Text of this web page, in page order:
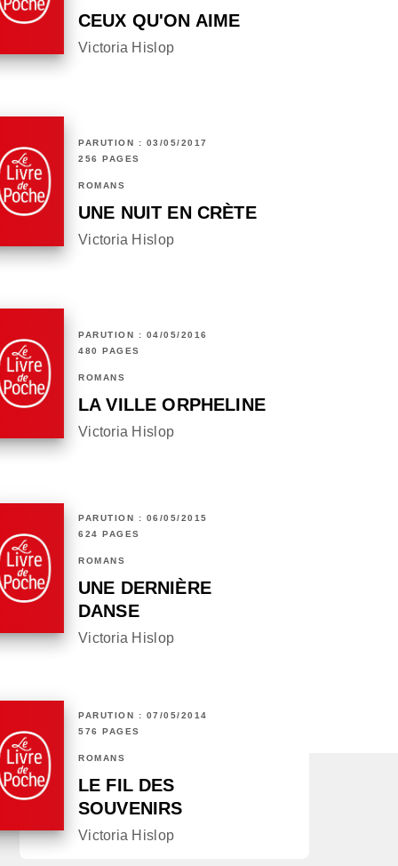
CEUX QU'ON AIME
Victoria Hislop
PARUTION : 03/05/2017
256 PAGES
ROMANS
UNE NUIT EN CRÈTE
Victoria Hislop
PARUTION : 04/05/2016
480 PAGES
ROMANS
LA VILLE ORPHELINE
Victoria Hislop
PARUTION : 06/05/2015
624 PAGES
ROMANS
UNE DERNIÈRE
DANSE
Victoria Hislop
PARUTION : 07/05/2014
576 PAGES
ROMANS
LE FIL DES
SOUVENIRS
Victoria Hislop